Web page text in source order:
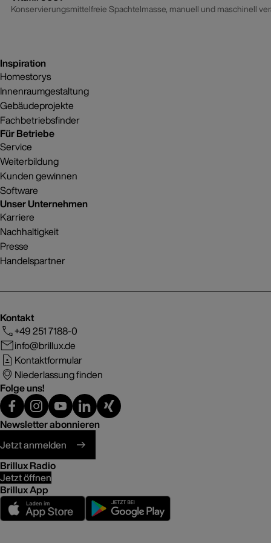
Konservierungsmittelfreie Spachtelmasse, manuell und maschinell
Inspiration
Homestorys
Innenraumgestaltung
Gebäudeprojekte
Fachbetriebsfinder
Für Betriebe
Service
Weiterbildung
Kunden gewinnen
Software
Unser Unternehmen
Karriere
Nachhaltigkeit
Presse
Handelspartner
Kontakt
+49 251 7188-0
info@brillux.de
Kontaktformular
Niederlassung finden
Folge uns!
Newsletter abonnieren
Jetzt anmelden
Brillux Radio
Jetzt öffnen
Brillux App